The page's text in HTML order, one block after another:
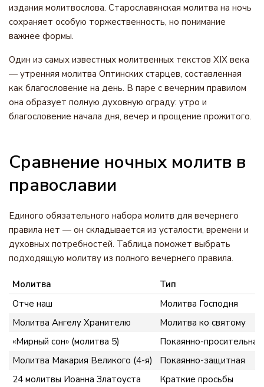
издания молитвослова. Старославянская молитва на ночь
сохраняет особую торжественность, но понимание
важнее формы.
Один из самых известных молитвенных текстов XIX века
— утренняя молитва Оптинских старцев, составленная
как благословение на день. В паре с вечерним правилом
она образует полную духовную ограду: утро и
благословение начала дня, вечер и прощение прожитого.
Сравнение ночных молитв в
православии
Единого обязательного набора молитв для вечернего
правила нет — он складывается из усталости, времени и
духовных потребностей. Таблица поможет выбрать
подходящую молитву из полного вечернего правила.
Молитва
Тип
Отче наш
Молитва Господня
Молитва Ангелу Хранителю
Молитва ко святому
«Мирный сон» (молитва 5)
Покаянно-просительная
Молитва Макария Великого (4-я)
Покаянно-защитная
24 молитвы Иоанна Златоуста
Краткие просьбы